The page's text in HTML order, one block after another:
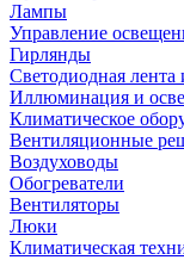
Лампы
Управление
Гирлянды
Светодиодная
Иллюминация и
Климатическое
Вентиляционные
Воздуховоды
Обогреватели
Вентиляторы
Люки
Климатическая